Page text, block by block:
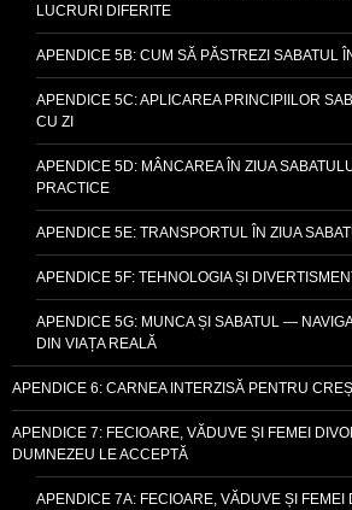
LUCRURI DIFERITE
APENDICE 5B: CUM SĂ PĂSTREZI SABATUL
APENDICE 5C: APLICAREA PRINCIPIILOR
CU ZI
APENDICE 5D: MÂNCAREA ÎN ZIUA
PRACTICE
APENDICE 5E: TRANSPORTUL ÎN ZIUA
APENDICE 5F: TEHNOLOGIA ȘI
APENDICE 5G: MUNCA ȘI SABATUL —
DIN VIAȚA REALĂ
APENDICE 6: CARNEA INTERZISĂ PENTRU
APENDICE 7: FECIOARE, VĂDUVE ȘI FEMEI
DUMNEZEU LE ACCEPTĂ
APENDICE 7A: FECIOARE, VĂDUVE ȘI FEMEI